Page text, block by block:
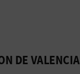
DE VALENCIA